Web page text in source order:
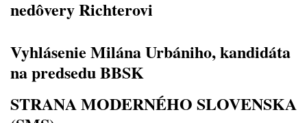
nedôvery Richterovi
Vyhlásenie Milána Urbániho, kandidáta
na predsedu BBSK
STRANA MODERNÉHO SLOVENSKA